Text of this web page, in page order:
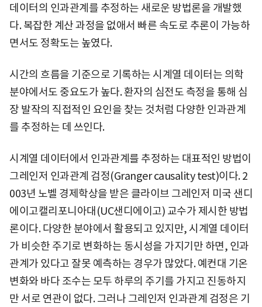
데이터의 인과관계를 추정하는 새로운 방법론을 개발했
다. 복잡한 계산 과정을 없애서 빠른 속도로 추론이 가능하
면서도 정확도는 높였다.
시간의 흐름을 기준으로 기록하는 시계열 데이터는 의학
분야에서도 중요도가 높다. 환자의 심전도 측정을 통해 심
장 발작의 직접적인 요인을 찾는 것처럼 다양한 인과관계
를 추정하는 데 쓰인다.
시계열 데이터에서 인과관계를 추정하는 대표적인 방법이
그레인저 인과관계 검정(Granger causality test)이다. 2
003년 노벨 경제학상을 받은 클라이브 그레인저 미국 샌디
에이고캘리포니아대(UC샌디에이고) 교수가 제시한 방법
론이다. 다양한 분야에서 활용되고 있지만, 시계열 데이터
가 비슷한 주기로 변화하는 동시성을 가지기만 하면, 인과
관계가 있다고 잘못 예측하는 경우가 많았다. 예컨대 기온
변화와 바다 조수는 모두 하루의 주기를 가지고 진동하지
만 서로 연관이 없다. 그러나 그레인저 인과관계 검정은 기